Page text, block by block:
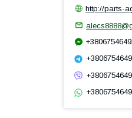
http://parts-